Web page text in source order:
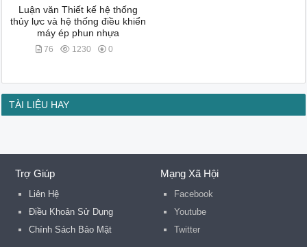
Luận văn Thiết kế hệ thống
thủy lực và hệ thống điều khiển
máy ép phun nhựa
76 1230 0
TÀI LIỆU HAY
Trợ Giúp
Liên Hệ
Điều Khoản Sử Dụng
Chính Sách Bảo Mật
Mạng Xã Hội
Facebook
Youtube
Twitter